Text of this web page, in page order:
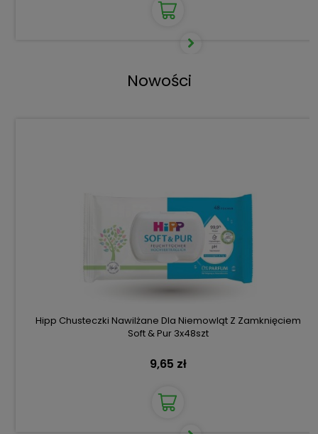
Nowości
Hipp Chusteczki Nawilżane Dla Niemowląt Z Zamknięciem
Soft & Pur 3x48szt
9,65 zł